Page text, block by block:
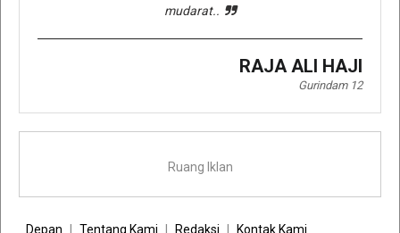
mudarat..
RAJA ALI HAJI
Gurindam 12
Ruang Iklan
Depan Tentang Kami Redaksi Kontak Kami